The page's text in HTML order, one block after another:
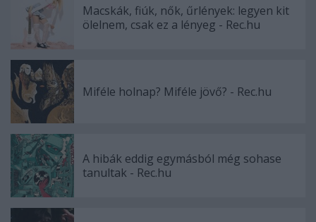
Macskák, fiúk, nők, űrlények: legyen kit
ölelnem, csak ez a lényeg - Rec.hu
Miféle holnap? Miféle jövő? - Rec.hu
A hibák eddig egymásból még sohase
tanultak - Rec.hu